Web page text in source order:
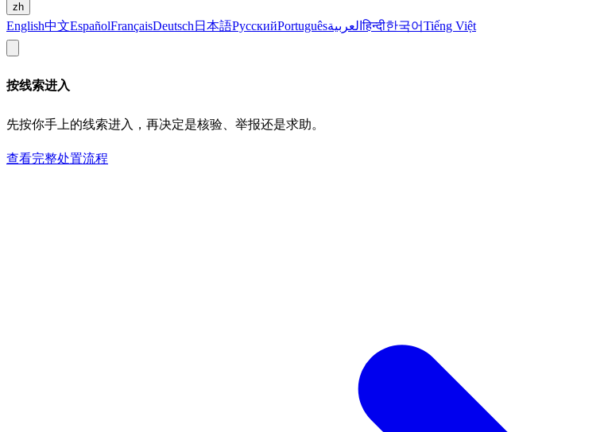
zh
English中文EspañolFrançaisDeutsch 日本語РусскийPortuguêsالعربيةहिन्दी한국어Tiếng Việt
按线索进入
先按你手上的线索进入，再决定是核验、举报还是求助。
查看完整处置流程